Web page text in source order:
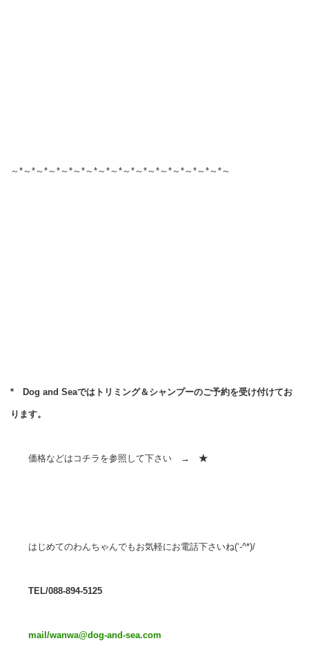
～*～*～*～*～*～*～*～*～*～*～*～*～*～*～*～*～*～
* Dog and Seaではトリミング＆シャンプーのご予約を受け付けてお
ります。
価格などはコチラを参照して下さい → ★
はじめてのわんちゃんでもお気軽にお電話下さいね(‘-^*)/
TEL/088-894-5125
mail/wanwa@dog-and-sea.com